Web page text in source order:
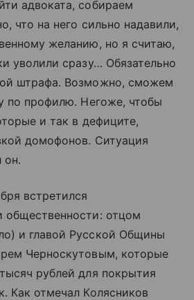
адвоката, собираем
что на него сильно надавили,
желанию, но я считаю,
уволили сразу… Обязательно
штрафа. Возможно, сможем
по профилю. Негоже, чтобы
и так в дефиците,
домофонов. Ситуация
он.
встретился
общественности: отцом
и главой Русской Общины
Черноскутовым, которые
рублей для покрытия
Как отмечал Колясников